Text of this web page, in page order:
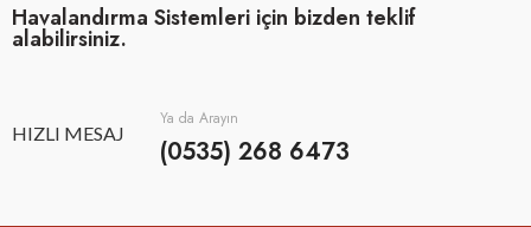
Havalandırma Sistemleri için bizden teklif
alabilirsiniz.
HIZLI MESAJ
Ya da Arayın
(0535) 268 6473